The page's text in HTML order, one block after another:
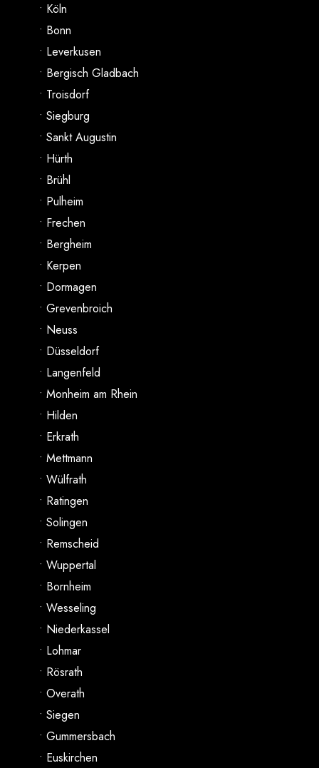
• Köln
• Bonn
• Leverkusen
• Bergisch Gladbach
• Troisdorf
• Siegburg
• Sankt Augustin
• Hürth
• Brühl
• Pulheim
• Frechen
• Bergheim
• Kerpen
• Dormagen
• Grevenbroich
• Neuss
• Düsseldorf
• Langenfeld
• Monheim am Rhein
• Hilden
• Erkrath
• Mettmann
• Wülfrath
• Ratingen
• Solingen
• Remscheid
• Wuppertal
• Bornheim
• Wesseling
• Niederkassel
• Lohmar
• Rösrath
• Overath
• Siegen
• Gummersbach
• Euskirchen